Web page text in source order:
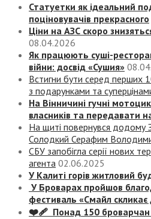
Статуетки як ідеальний
поціновувачів прекрасного
Ціни на АЗС скоро
08.04.2026
Як працюють суші-
війни: досвід «Сушия»
Встигни бути серед перших
з подарунками та
На Вінничині гучні
власників та передавати
На щиті повернувся додому
Солодкий Серафим
СБУ запобігла серії нових
агента 02.06.2025
У Калиті горів житловий
У Броварах пройшов
фестиваль «Смайл скликає
❤️‍🩹 Понад 150